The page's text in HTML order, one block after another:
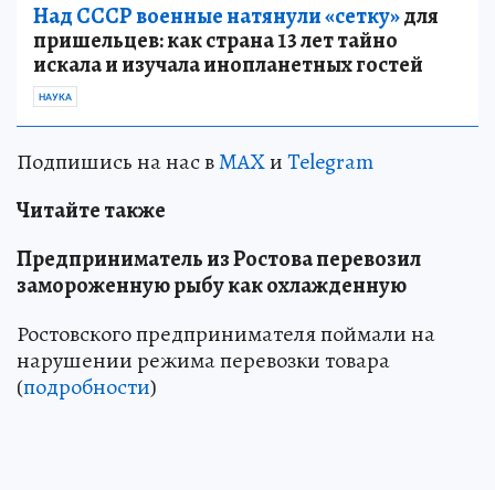
Над СССР военные натянули «сетку»для
пришельцев: как страна 13 лет тайно
искала и изучала инопланетных гостей
НАУКА
Подпишись на нас вMAXиTelegram
Читайте также
Предприниматель из Ростова перевозил
замороженную рыбу как охлажденную
Ростовского предпринимателя поймали на
нарушении режима перевозки товара
(подробности)